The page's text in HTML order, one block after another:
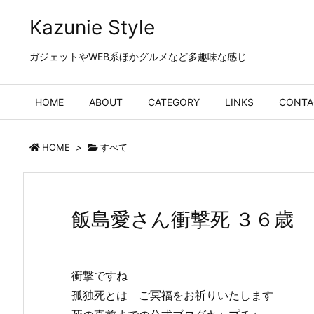
Kazunie Style
ガジェットやWEB系ほかグルメなど多趣味な感じ
HOME ABOUT CATEGORY LINKS
HOME > すべて
飯島愛さん衝撃死 ３６歳
衝撃ですね
孤独死とは ご冥福をお祈りいたします